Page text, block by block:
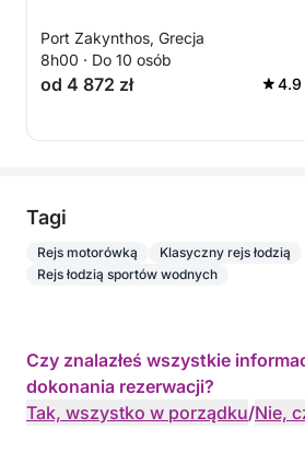
Port Zakynthos, Grecja
8h00 · Do 10 osób
od 4 872 zł 4.9
Tagi
Rejs motorówką
Klasyczny rejs łodzią
Rejs łodzią sportów wodnych
Czy znalazłeś wszystkie
dokonania rezerwacji?
Tak, wszystko w porządku/Nie,